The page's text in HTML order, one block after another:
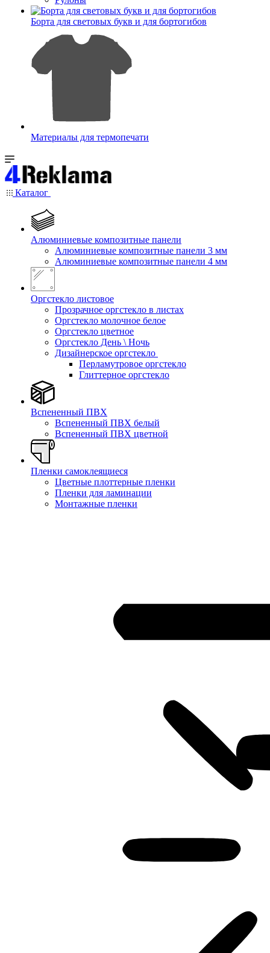
Борта для световых букв и для бортогибов
Материалы для термопечати
Каталог
Алюминиевые композитные панели
Алюминиевые композитные панели 3 мм
Алюминиевые композитные панели 4 мм
Оргстекло листовое
Прозрачное оргстекло в листах
Оргстекло молочное белое
Оргстекло цветное
Оргстекло День \ Ночь
Дизайнерское оргстекло
Перламутровое оргстекло
Глиттерное оргстекло
Вспененный ПВХ
Вспененный ПВХ белый
Вспененный ПВХ цветной
Пленки самоклеящиеся
Цветные плоттерные пленки
Пленки для ламинации
Монтажные пленки